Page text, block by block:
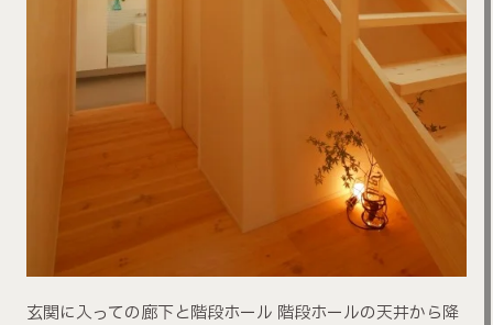
玄関に入っての廊下と階段ホール 階段ホールの天井から降